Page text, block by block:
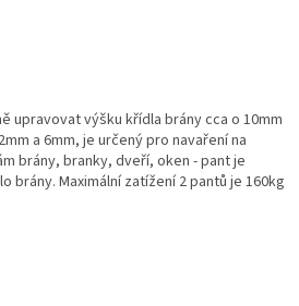
upravovat výšku křídla brány cca o 10mm
a 6mm, je určený pro navaření na
brány, branky, dveří, oken - pant je
brány. Maximální zatížení 2 pantů je 160kg